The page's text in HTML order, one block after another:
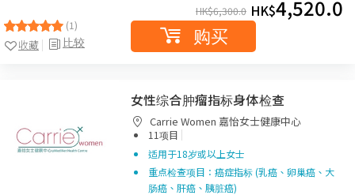
(1)
比较
收藏
HK$6,300.0 HK$4,520.0
购买
女性综合肿瘤指标身体检查
Carrie Women 嘉怡女士健康中心
11项目 |
适用于18岁或以上女士
重点检查项目：癌症指标 (乳癌、卵巢癌、大
肠癌、肝癌、胰脏癌)